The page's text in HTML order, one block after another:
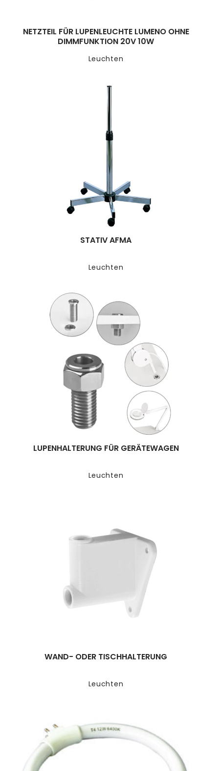
Leuchten
NETZTEIL FÜR LUPENLEUCHTE LUMENO OHNE
DIMMFUNKTION 20V 10W
Leuchten
STATIV AFMA
Leuchten
LUPENHALTERUNG FÜR GERÄTEWAGEN
Leuchten
WAND- ODER TISCHHALTERUNG